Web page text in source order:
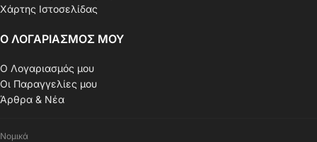
Χάρτης Ιστοσελίδας
Ο ΛΟΓΑΡΙΑΣΜΟΣ ΜΟΥ
Ο Λογαριασμός μου
Οι Παραγγελίες μου
Άρθρα & Νέα
Νομικά